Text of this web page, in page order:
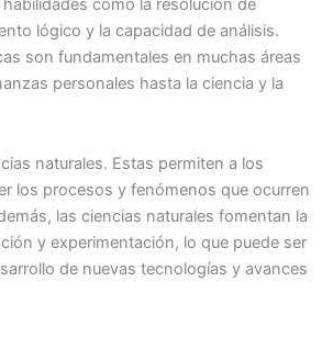
como la resolución de
lógico y la capacidad de análisis.
son fundamentales en muchas áreas
personales hasta la ciencia y la
naturales. Estas permiten a los
los procesos y fenómenos que ocurren
las ciencias naturales fomentan la
y experimentación, lo que puede ser
de nuevas tecnologías y avances